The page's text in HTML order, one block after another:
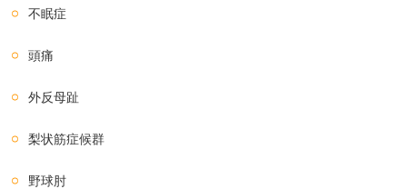
不眠症
頭痛
外反母趾
梨状筋症候群
野球肘